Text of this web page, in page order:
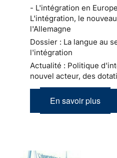
- L'intégration en
L'intégration, le
l'Allemagne
Dossier : La langue au
l'intégration
Actualité : Politique
nouvel acteur, des
En savoir plus